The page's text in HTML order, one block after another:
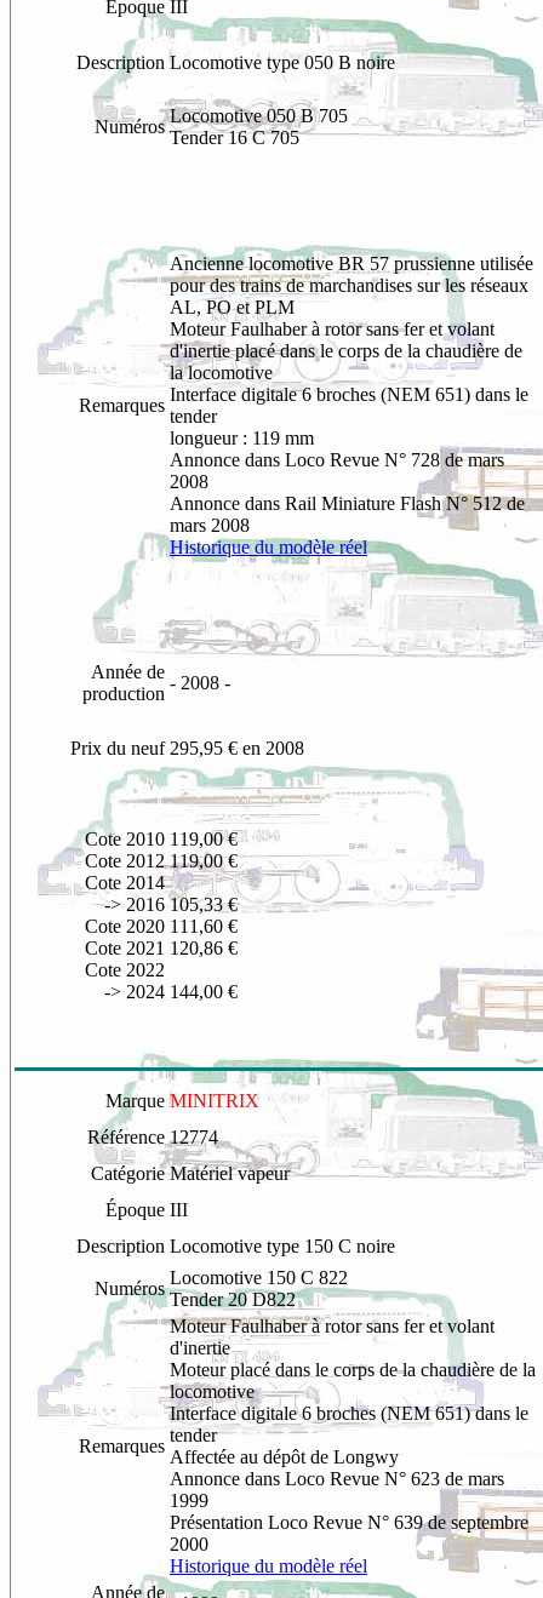
Époque III
Description Locomotive type 050 B noire
Numéros
Locomotive 050 B 705
Tender 16 C 705
Remarques
Ancienne locomotive BR 57 prussienne utilisée
pour des trains de marchandises sur les réseaux
AL, PO et PLM
Moteur Faulhaber à rotor sans fer et volant
d'inertie placé dans le corps de la chaudière de
la locomotive
Interface digitale 6 broches (NEM 651) dans le
tender
longueur : 119 mm
Annonce dans Loco Revue N° 728 de mars
2008
Annonce dans Rail Miniature Flash N° 512 de
mars 2008
Historique du modèle réel
Année de
production
- 2008 -
Prix du neuf 295,95 € en 2008
Cote 2010
Cote 2012
Cote 2014
-> 2016
Cote 2020
Cote 2021
Cote 2022
-> 2024
119,00 €
119,00 €
105,33 €
111,60 €
120,86 €
144,00 €
Marque MINITRIX
Référence 12774
Catégorie Matériel vapeur
Époque III
Description Locomotive type 150 C noire
Numéros
Locomotive 150 C 822
Tender 20 D822
Remarques
Moteur Faulhaber à rotor sans fer et volant
d'inertie
Moteur placé dans le corps de la chaudière de la
locomotive
Interface digitale 6 broches (NEM 651) dans le
tender
Affectée au dépôt de Longwy
Annonce dans Loco Revue N° 623 de mars
1999
Présentation Loco Revue N° 639 de septembre
2000
Historique du modèle réel
Année de